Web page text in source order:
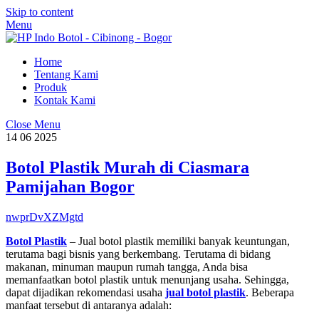
Skip to content
Menu
Home
Tentang Kami
Produk
Kontak Kami
Close Menu
14 06 2025
Botol Plastik Murah di Ciasmara
Pamijahan Bogor
nwprDvXZMgtd
Botol Plastik – Jual botol plastik memiliki banyak keuntungan,
terutama bagi bisnis yang berkembang. Terutama di bidang
makanan, minuman maupun rumah tangga, Anda bisa
memanfaatkan botol plastik untuk menunjang usaha. Sehingga,
dapat dijadikan rekomendasi usaha jual botol plastik. Beberapa
manfaat tersebut di antaranya adalah: